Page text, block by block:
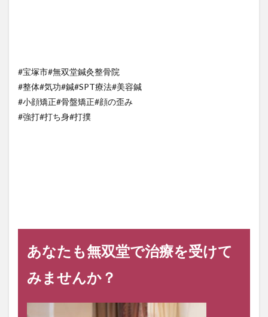
#宝塚市#無双堂鍼灸整骨院
#整体#気功#鍼#SPT療法#美容鍼
#小顔矯正#骨盤矯正#顔の歪み
#強打#打ち身#打撲
あなたも無双堂で治療を受けて
みませんか？